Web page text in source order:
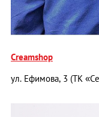
Creamshop
ул. Ефимова, 3 (ТК